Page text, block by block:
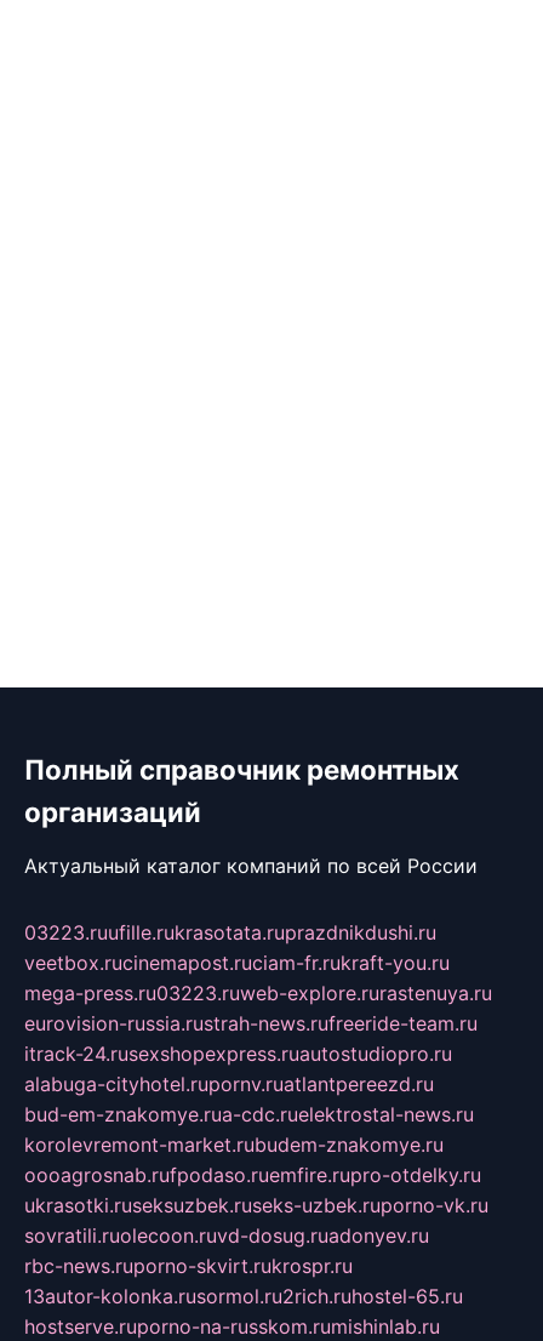
Полный справочник ремонтных
организаций
Актуальный каталог компаний по всей России
03223.ruufille.rukrasotata.ruprazdnikdushi.ru
veetbox.rucinemapost.ruciam-fr.rukraft-you.ru
mega-press.ru03223.ruweb-explore.rurastenuya.ru
eurovision-russia.rustrah-news.rufreeride-team.ru
itrack-24.rusexshopexpress.ruautostudiopro.ru
alabuga-cityhotel.rupornv.ruatlantpereezd.ru
bud-em-znakomye.rua-cdc.ruelektrostal-news.ru
korolevremont-market.rubudem-znakomye.ru
oooagrosnab.rufpodaso.ruemfire.rupro-otdelky.ru
ukrasotki.ruseksuzbek.ruseks-uzbek.ruporno-vk.ru
sovratili.ruolecoon.ruvd-dosug.ruadonyev.ru
rbc-news.ruporno-skvirt.rukrospr.ru
13autor-kolonka.rusormol.ru2rich.ruhostel-65.ru
hostserve.ruporno-na-russkom.rumishinlab.ru